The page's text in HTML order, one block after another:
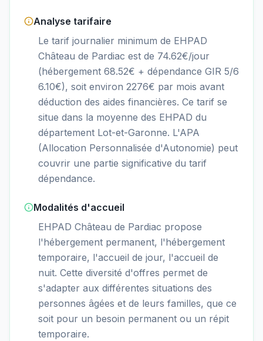
Analyse tarifaire
Le tarif journalier minimum de EHPAD
Château de Pardiac est de 74.62€/jour
(hébergement 68.52€ + dépendance GIR 5/6
6.10€), soit environ 2276€ par mois avant
déduction des aides financières. Ce tarif se
situe dans la moyenne des EHPAD du
département Lot-et-Garonne. L'APA
(Allocation Personnalisée d'Autonomie) peut
couvrir une partie significative du tarif
dépendance.
Modalités d'accueil
EHPAD Château de Pardiac propose
l'hébergement permanent, l'hébergement
temporaire, l'accueil de jour, l'accueil de
nuit. Cette diversité d'offres permet de
s'adapter aux différentes situations des
personnes âgées et de leurs familles, que ce
soit pour un besoin permanent ou un répit
temporaire.